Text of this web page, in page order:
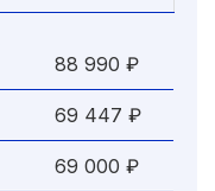
88 990 ₽
69 447 ₽
69 000 ₽